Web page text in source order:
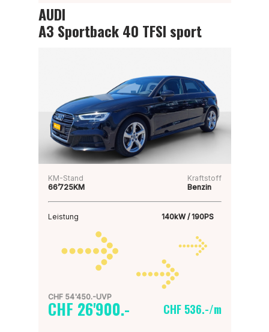
AUDI
A3 Sportback 40 TFSI sport
KM-Stand
66’725KM
Kraftstoff
Benzin
Leistung 140kW / 190PS
CHF 54'450.-UVP
CHF 26'900.- CHF 536.-/m